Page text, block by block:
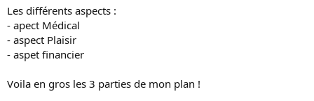
Les différents aspects :
- apect Médical
- aspect Plaisir
- aspet financier
Voila en gros les 3 parties de mon plan !